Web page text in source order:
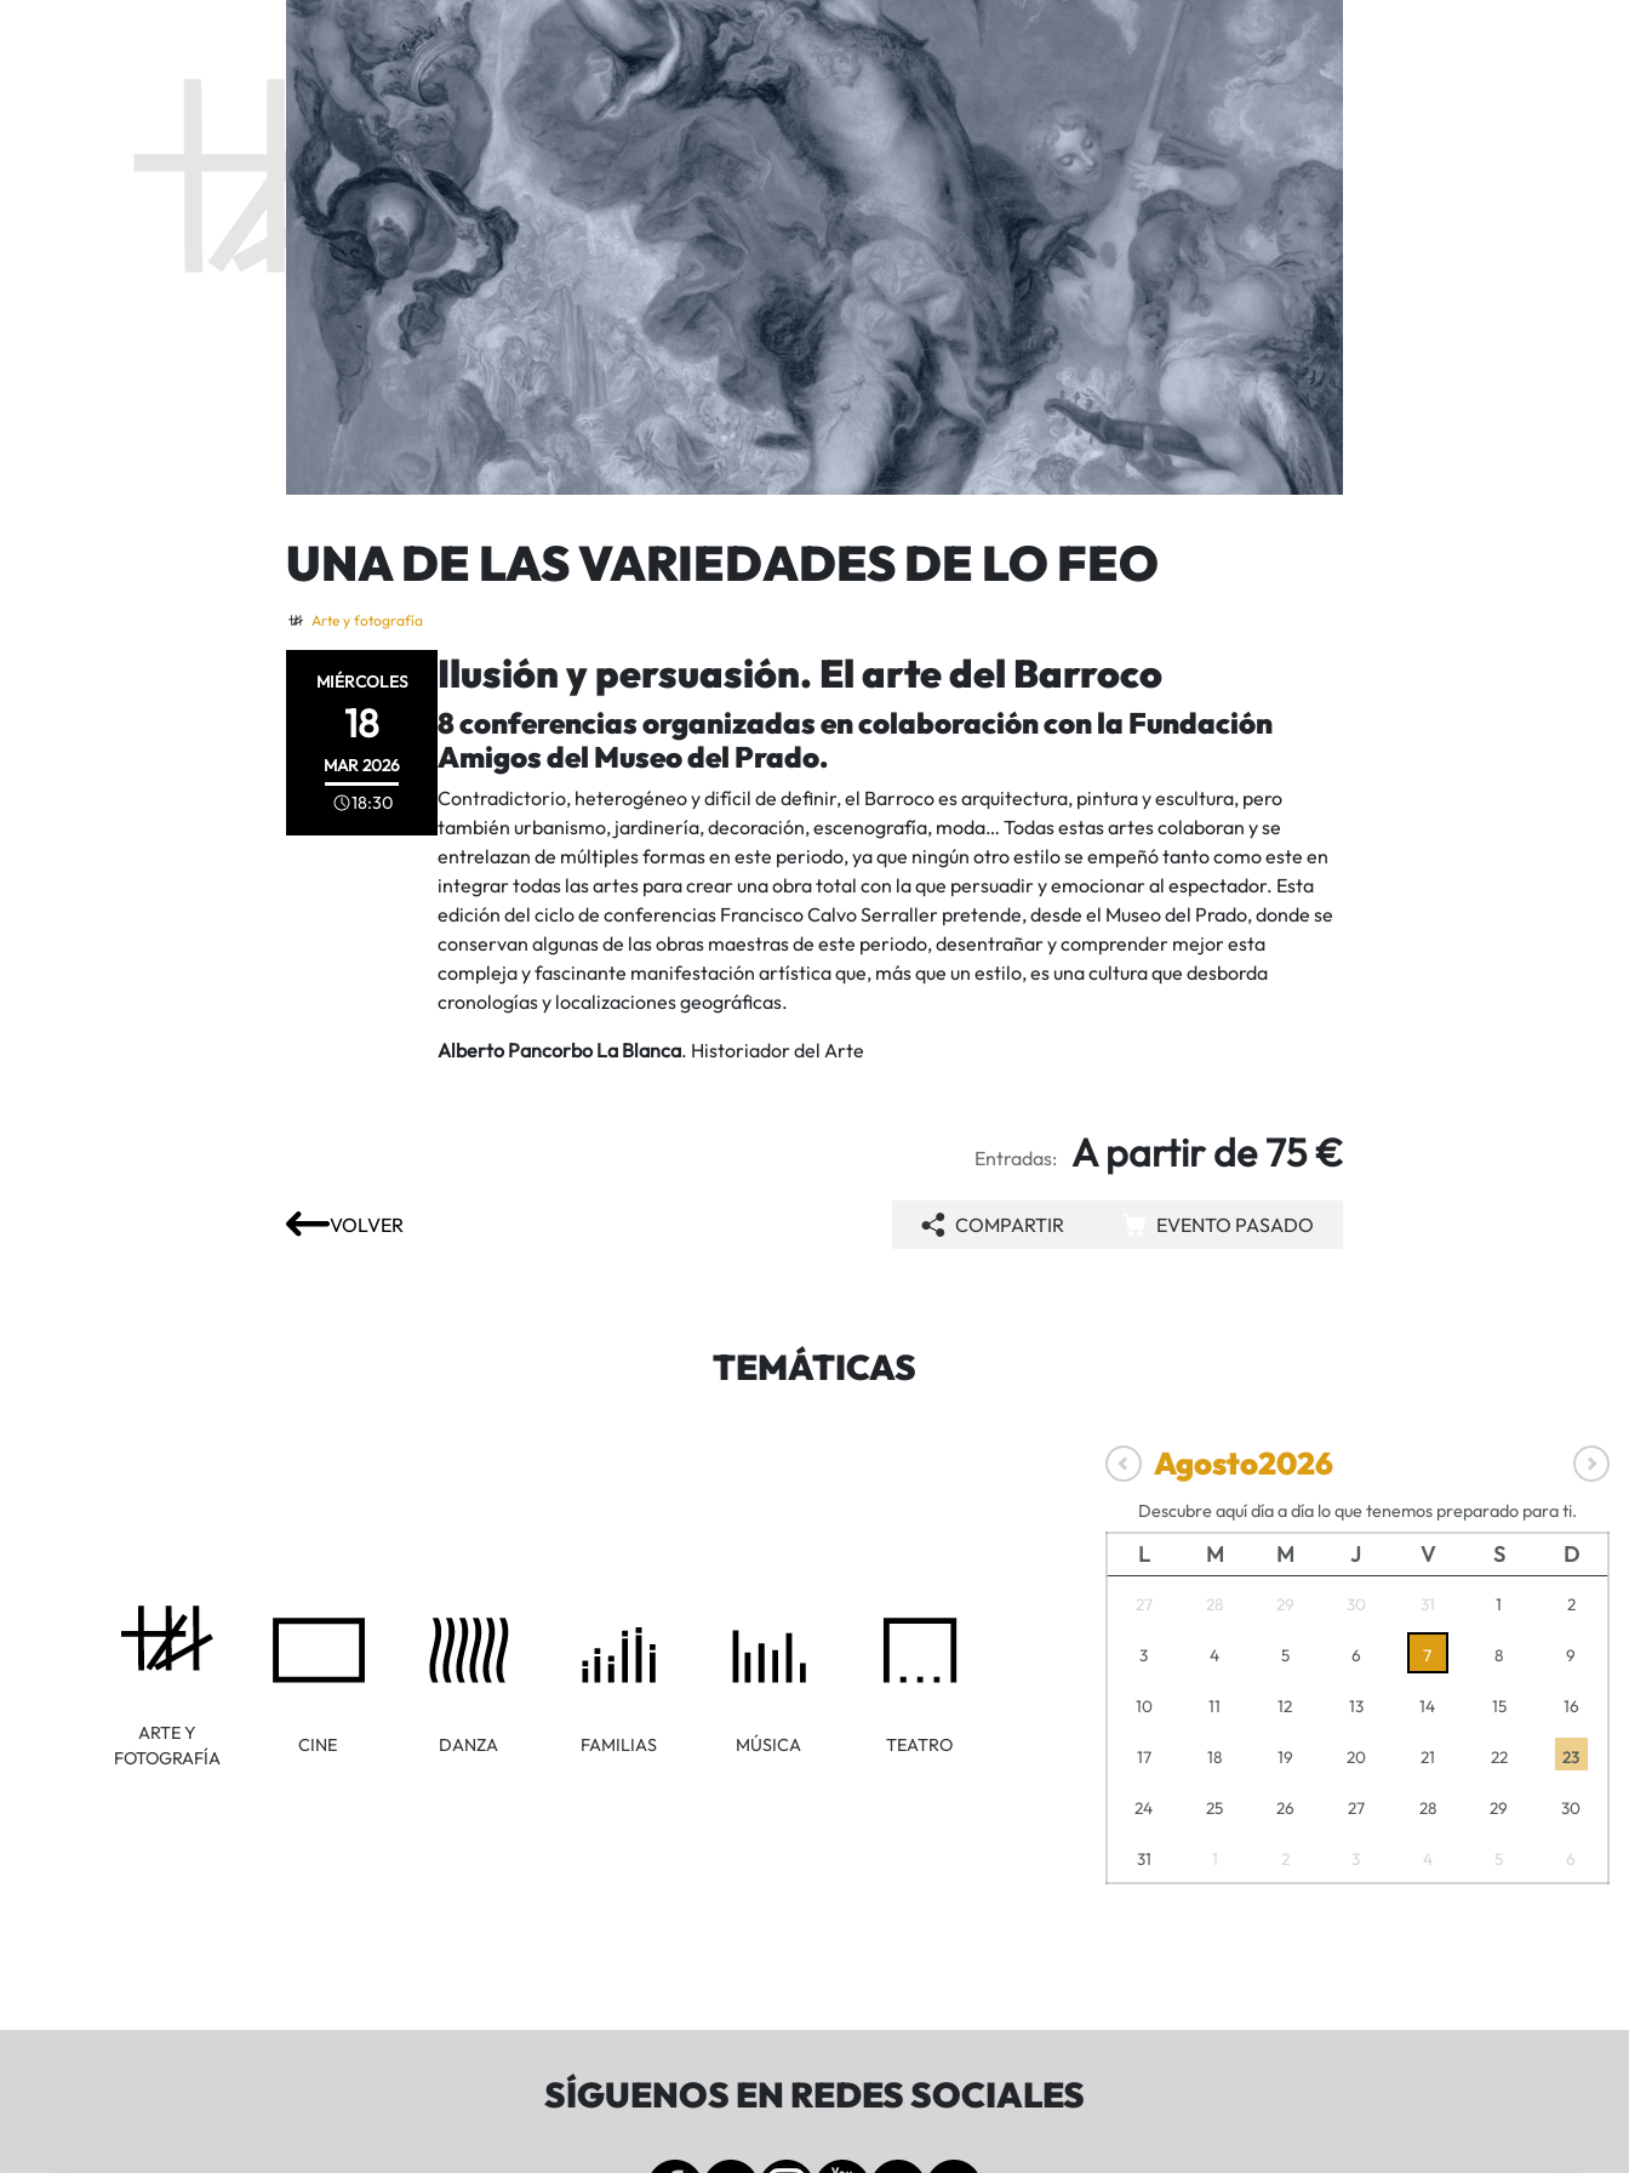
UNA DE LAS VARIEDADES DE LO FEO
Arte y fotografía
MIÉRCOLES
18
MAR2026
18:30
Ilusión y persuasión. El arte del Barroco
8 conferencias organizadas en colaboración con la Fundación
Amigos del Museo del Prado.
Contradictorio, heterogéneo y difícil de definir, el Barroco es arquitectura, pintura y escultura, pero
también urbanismo, jardinería, decoración, escenografía, moda… Todas estas artes colaboran y se
entrelazan de múltiples formas en este periodo, ya que ningún otro estilo se empeñó tanto como este en
integrar todas las artes para crear una obra total con la que persuadir y emocionar al espectador. Esta
edición del ciclo de conferencias Francisco Calvo Serraller pretende, desde el Museo del Prado, donde se
conservan algunas de las obras maestras de este periodo, desentrañar y comprender mejor esta
compleja y fascinante manifestación artística que, más que un estilo, es una cultura que desborda
cronologías y localizaciones geográficas.
Alberto Pancorbo La Blanca. Historiador del Arte
Entradas: A partir de 75 €
VOLVER COMPARTIR EVENTO PASADO
TEMÁTICAS
ARTE Y
FOTOGRAFÍA
CINE DANZA FAMILIAS MÚSICA TEATRO
Agosto2026
Descubre aquí día a día lo que tenemos preparado para ti.
L M M J V S D
27 28 29 30 31 1 2
3 4 5 6 7 8 9
10 11 12 13 14 15 16
17 18 19 20 21 22 23
24 25 26 27 28 29 30
31 1 2 3 4 5 6
SÍGUENOS EN REDES SOCIALES